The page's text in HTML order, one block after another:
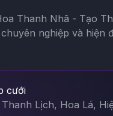
Thanh Nhã - Tạo
nghiệp và hiện
cưới
Lịch, Hoa Lá,